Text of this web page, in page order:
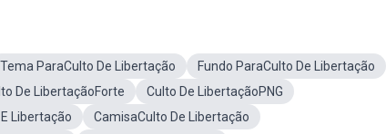
Tema ParaCulto De Libertação
Fundo ParaCulto De Libertação
De LibertaçãoForte
Culto De LibertaçãoPNG
Libertação
CamisaCulto De Libertação